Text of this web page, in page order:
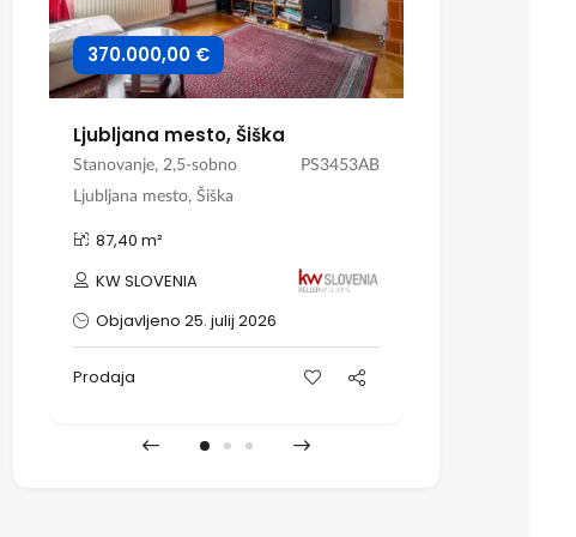
370.000,00 €
Ljubljana mesto, Šiška
Stanovanje, 2,5-sobno
PS3453AB
Ljubljana mesto, Šiška
87,40 m²
KW SLOVENIA
Objavljeno 25. julij 2026
Prodaja